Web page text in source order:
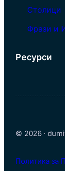
Столици
Фрази и
Ресурси
© 2026 ·
Политика за